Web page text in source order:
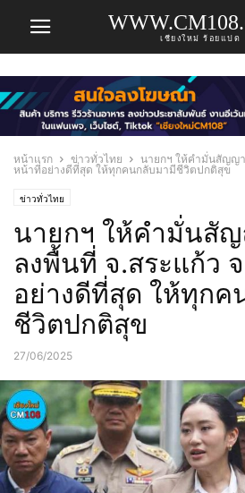
เชียงใหม่ ร้อยแปด
หน้าแรก ข่าวทั่วไทย
นายกฯ ให้คำมั่นสัญญา
หน้าที่อย่างดีที่สุด ให้ทุกคนกลับมามีชีวิตปกติสุข
ข่าวทั่วไทย
นายกฯ ให้คำมั่นสั
ลงพื้นที่ จ.สระแก้ว
อย่างดีที่สุด ให้ทุกค
ชีวิตปกติสุข
27/06/2025